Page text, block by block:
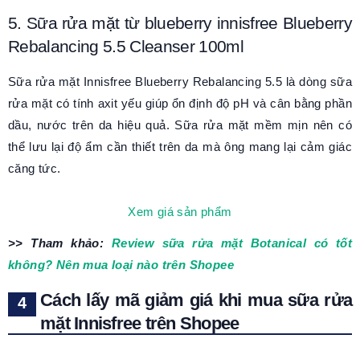
5. Sữa rửa mặt từ blueberry innisfree Blueberry
Rebalancing 5.5 Cleanser 100ml
Sữa rửa mặt Innisfree Blueberry Rebalancing 5.5 là dòng sữa
rửa mặt có tính axit yếu giúp ổn định độ pH và cân bằng phần
dầu, nước trên da hiệu quả. Sữa rửa mặt mềm mịn nên có
thể lưu lại độ ẩm cần thiết trên da mà ông mang lại cảm giác
căng tức.
Xem giá sản phẩm
>> Tham khảo: Review sữa rửa mặt Botanical có tốt
không? Nên mua loại nào trên Shopee
Cách lấy mã giảm giá khi mua sữa rửa
mặt Innisfree trên Shopee